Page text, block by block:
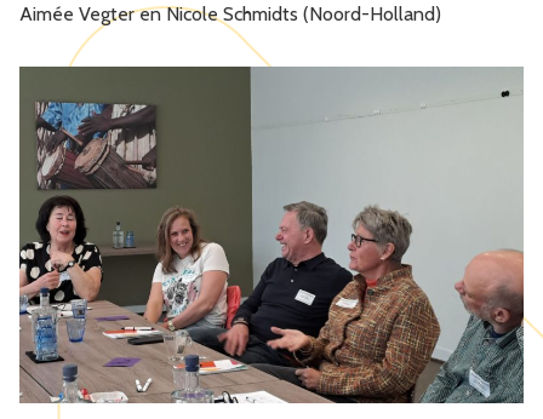
Aimée Vegter en Nicole Schmidts (Noord-Holland)